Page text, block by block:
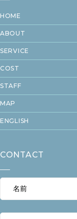
HOME
ABOUT
SERVICE
COST
STAFF
MAP
ENGLISH
CONTACT